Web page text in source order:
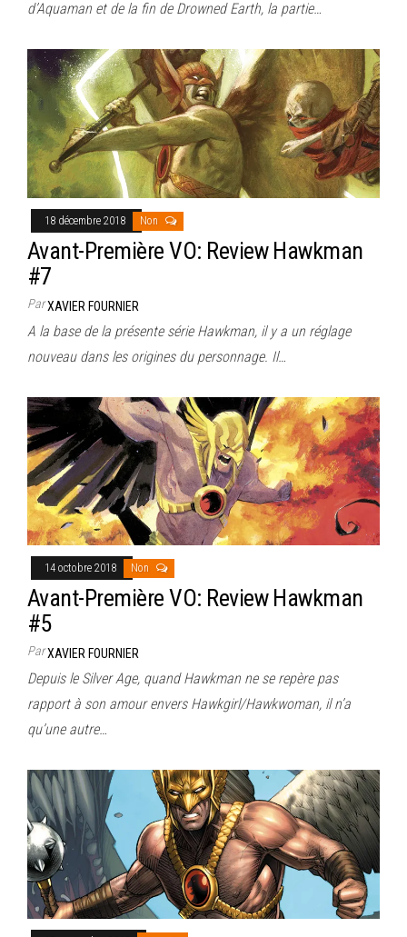
d’Aquaman et de la fin de Drowned Earth, la partie…
18 décembre 2018 Non
Avant-Première VO: Review Hawkman
#7
ParXAVIER FOURNIER
A la base de la présente série Hawkman, il y a un réglage
nouveau dans les origines du personnage. Il…
14 octobre 2018 Non
Avant-Première VO: Review Hawkman
#5
ParXAVIER FOURNIER
Depuis le Silver Age, quand Hawkman ne se repère pas
rapport à son amour envers Hawkgirl/Hawkwoman, il n’a
qu’une autre…